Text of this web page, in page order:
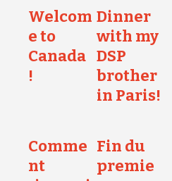
Welcom
e to
Canada
!
Dinner
with my
DSP
brother
in Paris!
Comme
nt
Fin du
premie